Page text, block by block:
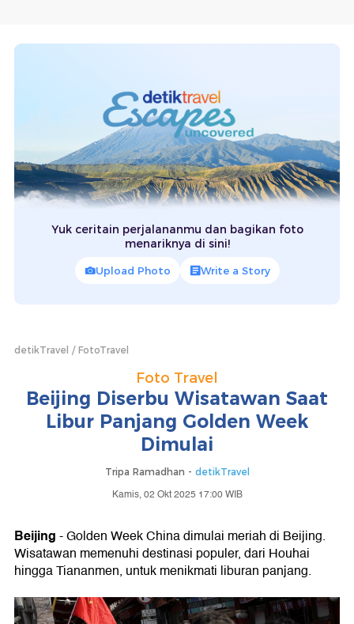
Yuk ceritain perjalananmu dan bagikan foto
menariknya di sini!
Upload Photo Write a Story
detikTravel FotoTravel
Foto Travel
Beijing Diserbu Wisatawan Saat
Libur Panjang Golden Week
Dimulai
Tripa Ramadhan - detikTravel
Kamis, 02 Okt 2025 17:00 WIB
Beijing- Golden Week China dimulai meriah di Beijing.
Wisatawan memenuhi destinasi populer, dari Houhai
hingga Tiananmen, untuk menikmati liburan panjang.